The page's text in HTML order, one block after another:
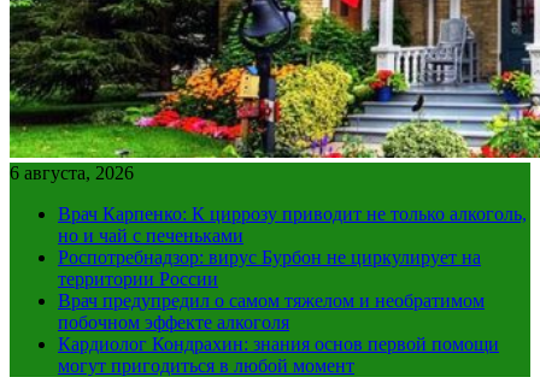
6 августа, 2026
Врач Карпенко: К циррозу приводит не только алкоголь,
но и чай с печеньками
Роспотребнадзор: вирус Бурбон не циркулирует на
территории России
Врач предупредил о самом тяжелом и необратимом
побочном эффекте алкоголя
Кардиолог Кондрахин: знания основ первой помощи
могут пригодиться в любой момент